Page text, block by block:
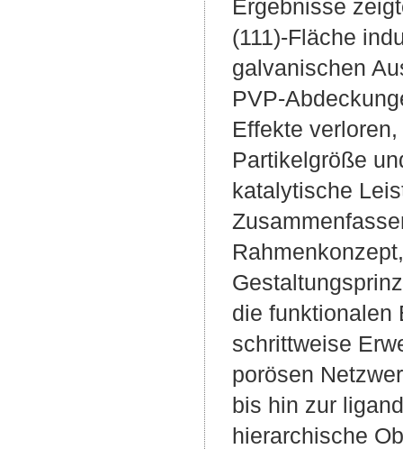
Ergebnisse
(111)-Fläche
galvanischen
PVP-
Effekte
Partikelgröße
katalytische
die funktionalen
schrittweise
porösen
bis hin zur
hierarchische